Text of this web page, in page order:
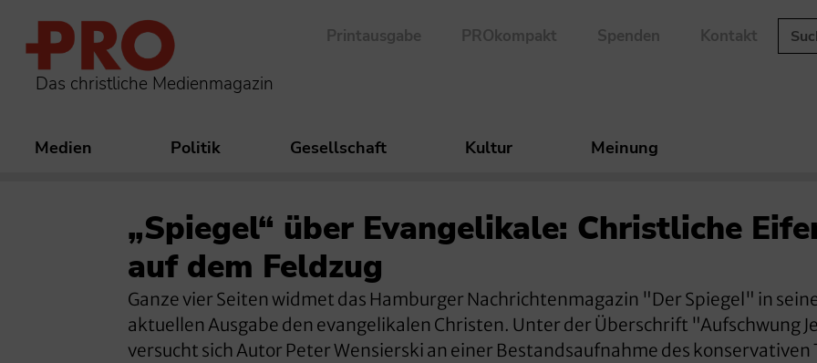
Das christliche Medienmagazin
Printausgabe PROkompakt Spenden Kontakt
Medien Politik Gesellschaft Kultur Meinung
„Spiegel“ über Evangelikale: Christliche
auf dem Feldzug
Ganze vier Seiten widmet das Hamburger Nachrichtenmagazin "Der Spiegel" in
aktuellen Ausgabe den evangelikalen Christen. Unter der Überschrift "Aufschwung
versucht sich Autor Peter Wensierski an einer Bestandsaufnahme des konservativen